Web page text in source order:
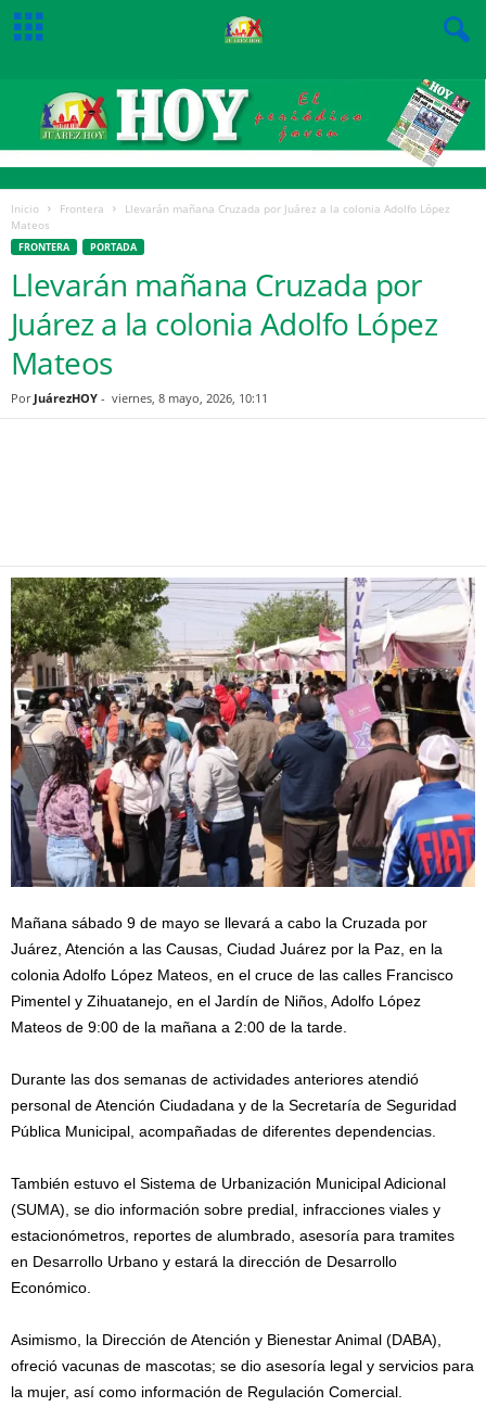
Inicio Frontera
Llevarán mañana Cruzada por Juárez a la colonia Adolfo López
Mateos
FRONTERA PORTADA
Llevarán mañana Cruzada por
Juárez a la colonia Adolfo López
Mateos
Por JuárezHOY - viernes, 8 mayo, 2026, 10:11
Mañana sábado 9 de mayo se llevará a cabo la Cruzada por
Juárez, Atención a las Causas, Ciudad Juárez por la Paz, en la
colonia Adolfo López Mateos, en el cruce de las calles Francisco
Pimentel y Zihuatanejo, en el Jardín de Niños, Adolfo López
Mateos de 9:00 de la mañana a 2:00 de la tarde.
Durante las dos semanas de actividades anteriores atendió
personal de Atención Ciudadana y de la Secretaría de Seguridad
Pública Municipal, acompañadas de diferentes dependencias.
También estuvo el Sistema de Urbanización Municipal Adicional
(SUMA), se dio información sobre predial, infracciones viales y
estacionómetros, reportes de alumbrado, asesoría para tramites
en Desarrollo Urbano y estará la dirección de Desarrollo
Económico.
Asimismo, la Dirección de Atención y Bienestar Animal (DABA),
ofreció vacunas de mascotas; se dio asesoría legal y servicios para
la mujer, así como información de Regulación Comercial.